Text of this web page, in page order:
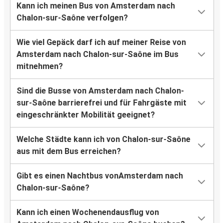
Kann ich meinen Bus von Amsterdam nach
Chalon-sur-Saône verfolgen?
Wie viel Gepäck darf ich auf meiner Reise von
Amsterdam nach Chalon-sur-Saône im Bus
mitnehmen?
Sind die Busse von Amsterdam nach Chalon-
sur-Saône barrierefrei und für Fahrgäste mit
eingeschränkter Mobilität geeignet?
Welche Städte kann ich von Chalon-sur-Saône
aus mit dem Bus erreichen?
Gibt es einen Nachtbus vonAmsterdam nach
Chalon-sur-Saône?
Kann ich einen Wochenendausflug von